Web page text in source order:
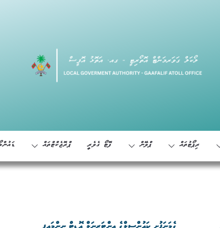
ރިޕޯޓުތައް ޕްލޭން ފޮޓޯ ގެލެރީ ޕްރޮޖެކްޓްތައް